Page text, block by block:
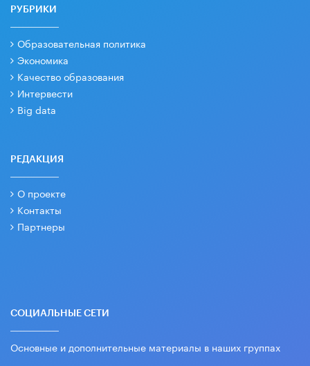
РУБРИКИ
Образовательная политика
Экономика
Качество образования
Интервести
Big data
РЕДАКЦИЯ
О проекте
Контакты
Партнеры
СОЦИАЛЬНЫЕ СЕТИ
Основные и дополнительные материалы в наших группах